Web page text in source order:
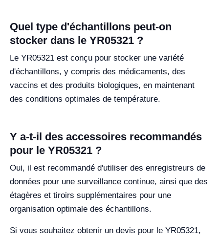
Quel type d'échantillons peut-on
stocker dans le YR05321 ?
Le YR05321 est conçu pour stocker une variété
d'échantillons, y compris des médicaments, des
vaccins et des produits biologiques, en maintenant
des conditions optimales de température.
Y a-t-il des accessoires recommandés
pour le YR05321 ?
Oui, il est recommandé d'utiliser des enregistreurs de
données pour une surveillance continue, ainsi que des
étagères et tiroirs supplémentaires pour une
organisation optimale des échantillons.
Si vous souhaitez obtenir un devis pour le YR05321,